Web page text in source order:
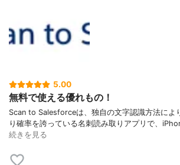
5.00
無料で使える優れもの！
Scan to Salesforceは、独自の文字認識方法によ
り確率を誇っている名刺読み取りアプリで、
続きを見る